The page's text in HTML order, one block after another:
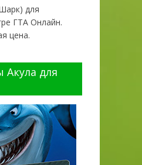
для
ГТА Онлайн.
цена.
для